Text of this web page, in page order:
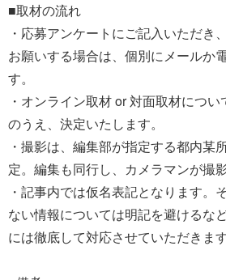
■取材の流れ
・応募アンケートにご記入いただき
お願いする場合は、個別にメールか
す。
・オンライン取材 or 対面取材につ
のうえ、決定いたします。
・撮影は、編集部が指定する都内某
定。編集も同行し、カメラマンが撮
・記事内では仮名表記となります。
ない情報については明記を避けるな
には徹底して対応させていただきます